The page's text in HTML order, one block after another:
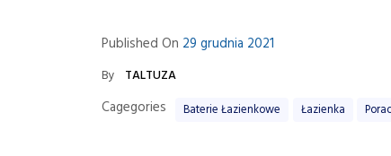
Published On 29 grudnia 2021
By TALTUZA
Cagegories Baterie Łazienkowe Łazienka